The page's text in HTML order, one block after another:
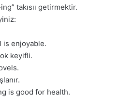
takısıı getirmektir.
enjoyable.
keyifli.
is good for health.